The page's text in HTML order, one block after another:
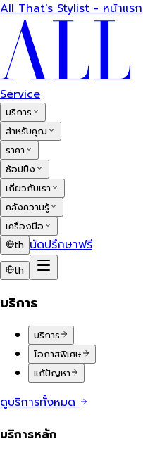
All That's Stylist - หน้าแรก
Service
บริการ
สำหรับคุณ
ราคา
ช้อปปิ้ง
เกี่ยวกับเรา
คลังความรู้
เครื่องมือ
th นัดปรึกษาฟรี
th
บริการ
บริการ
โอกาสพิเศษ
แก้ปัญหา
ดูบริการทั้งหมด
บริการหลัก